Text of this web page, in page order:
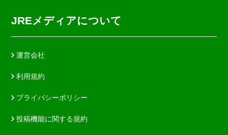
JREメディアについて
運営会社
利用規約
プライバシーポリシー
投稿機能に関する規約